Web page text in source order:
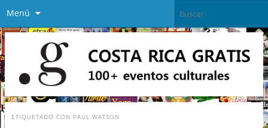
Menú
ETIQUETADO CON PAUL WATSON